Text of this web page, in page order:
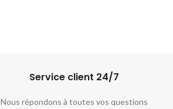
Service client 24/7​
Nous répondons à toutes vos questions